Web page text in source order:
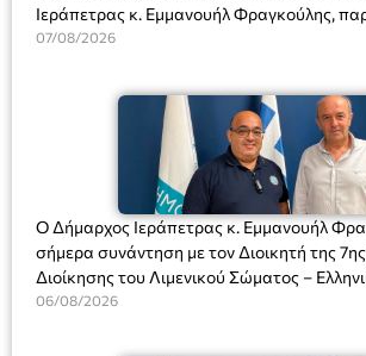
Ιεράπετρας κ. Εμμανουήλ Φραγκούλης,
Διευθύντριας του σχολείου κας Μαριάννας
07/08/2026
Ο Δήμαρχος Ιεράπετρας κ. Εμμανουήλ
σήμερα συνάντηση με τον Διοικητή της
Διοίκησης του Λιμενικού Σώματος –
Ακτοφυλακής (Λ.Σ.-ΕΛ.ΑΚΤ.), Αρχιπλοίαρχο
06/08/2026